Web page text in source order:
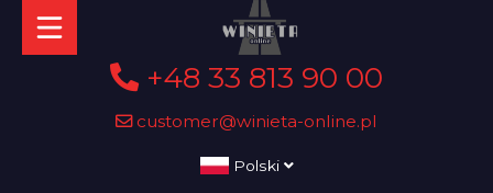
+48 33 813 90 00
customer@winieta-online.pl
Polski